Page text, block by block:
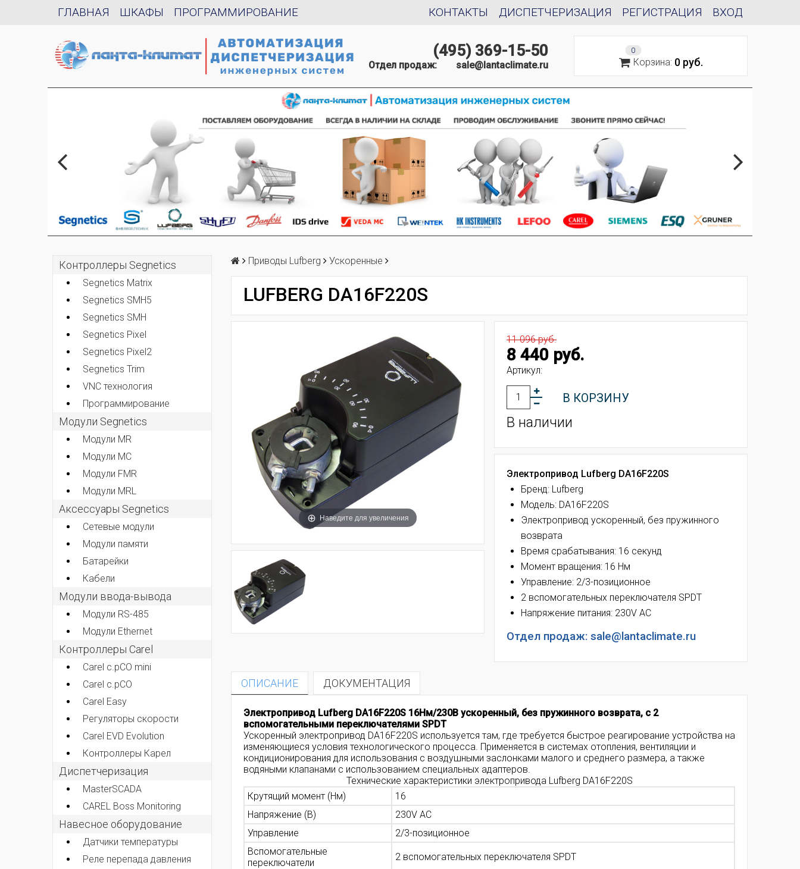
ГЛАВНАЯ ШКАФЫ ПРОГРАММИРОВАНИЕ ВХОД
РЕГИСТРАЦИЯ
ДИСПЕТЧЕРИЗАЦИЯ
КОНТАКТЫ
(495) 369-15-50
Отдел продаж: sale@lantaclimate.ru
0
Корзина: 0 руб.
Контроллеры Segnetics
Segnetics Matrix
Segnetics SMH5
Segnetics SMH
Segnetics Pixel
Segnetics Pixel2
Segnetics Trim
VNC технология
Программирование
Модули Segnetics
Модули MR
Модули MC
Модули FMR
Модули MRL
Аксессуары Segnetics
Сетевые модули
Модули памяти
Батарейки
Кабели
Модули ввода-вывода
Модули RS-485
Модули Ethernet
Контроллеры Carel
Carel c.pCO mini
Carel c.pCO
Carel Easy
Регуляторы скорости
Carel EVD Evolution
Контроллеры Карел
Диспетчеризация
MasterSCADA
CAREL Boss Monitoring
Навесное оборудование
Датчики температуры
Реле перепада давления
Приводы Lufberg Ускоренные
LUFBERG DA16F220S
Наведите для увеличения
11 096 руб.
8 440 руб.
Артикул:
В КОРЗИНУ
В наличии
Электропривод Lufberg DA16F220S
Бренд: Lufberg
Модель: DA16F220S
Электропривод ускоренный, без пружинного
возврата
Время срабатывания: 16 секунд
Момент вращения: 16 Нм
Управление: 2/3-позиционное
2 вспомогательных переключателя SPDT
Напряжение питания: 230V AC
Отдел продаж: sale@lantaclimate.ru
ОПИСАНИЕ ДОКУМЕНТАЦИЯ
Электропривод Lufberg DA16F220S 16Нм/230В ускоренный, без пружинного возврата, с 2
вспомогательными переключателями SPDT
Ускоренный электропривод DA16F220S используется там, где требуется быстрое реагирование устройства на
изменяющиеся условия технологического процесса. Применяется в системах отопления, вентиляции и
кондиционирования для использования с воздушными заслонками малого и среднего размера, а также
водяными клапанами с использованием специальных адаптеров.
Технические характеристики электропривода Lufberg DA16F220S
Крутящий момент (Нм)
16
Напряжение (В)
230V AC
Управление
2/3-позиционное
Вспомогательные
переключатели
2 вспомогательных переключателя SPDT